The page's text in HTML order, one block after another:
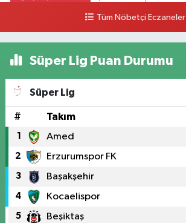
Tüm Nöbetçi Eczaneler
Süper Lig Puan Durumu
Süper Lig
# Takım
1 Amed
2 Erzurumspor FK
3 Başakşehir
4 Kocaelispor
5 Beşiktaş